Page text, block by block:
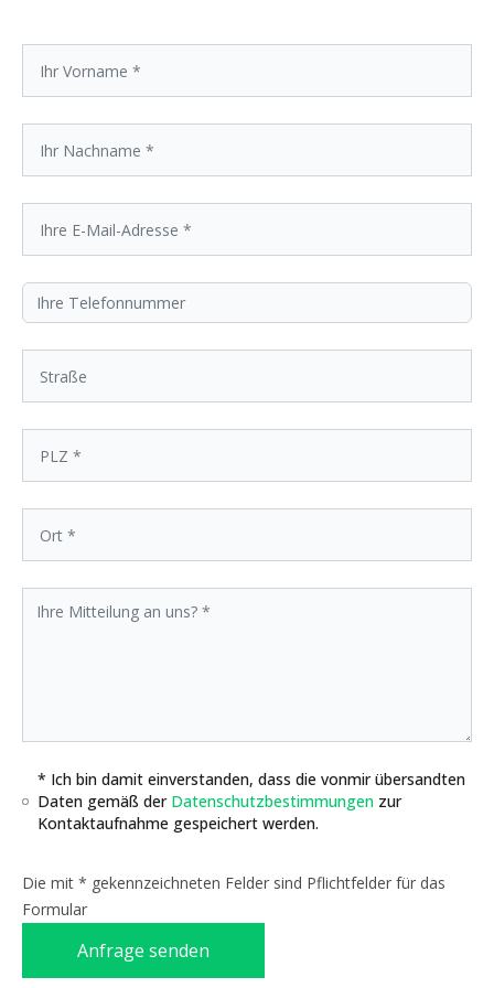
* Ich bin damit einverstanden, dass die vonmir übersandten
Daten gemäß der Datenschutzbestimmungen zur
Kontaktaufnahme gespeichert werden.
Die mit * gekennzeichneten Felder sind Pflichtfelder für das
Formular
Anfrage senden